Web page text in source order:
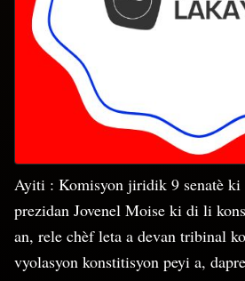
Ayiti : Komisyon jiridik 9 senatè ki
prezidan Jovenel Moise ki di li
an, rele chèf leta a devan tribinal
vyolasyon konstitisyon peyi a,